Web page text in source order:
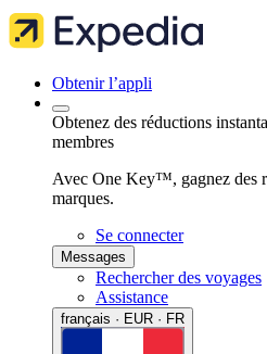
Obtenir l’appli
Obtenez des réductions
membres
Avec One Key™, gagnez des
marques.
Se connecter
Messages
Rechercher des voyages
Assistance
français · EUR · FR